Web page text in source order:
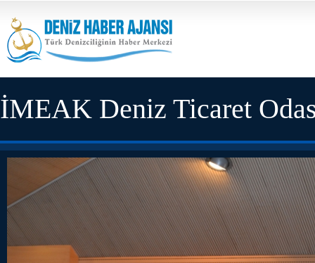
İMEAK Deniz Ticaret